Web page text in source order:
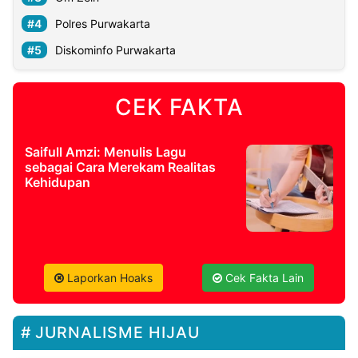
Polres Purwakarta
Diskominfo Purwakarta
CEK FAKTA
Saifull Amzi: Menulis Lagu
sebagai Cara Merekam Realitas
Kehidupan
Laporkan Hoaks Cek Fakta Lain
JURNALISME HIJAU